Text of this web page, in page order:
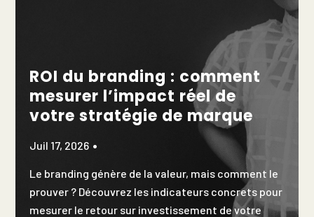
ROI du branding : comment
mesurer l’impact réel de
votre stratégie de marque
Juil 17, 2026
Le branding génère de la valeur, mais comment le
prouver ? Découvrez les indicateurs concrets pour
mesurer le retour sur investissement de votre